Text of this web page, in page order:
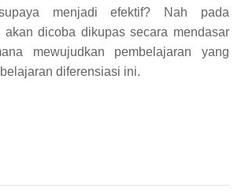
menjadi efektif? Nah pada
dicoba dikupas secara mendasar
mewujudkan pembelajaran yang
diferensiasi ini.